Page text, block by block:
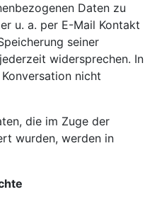
Daten zu
u. a. per E-Mail Kontakt
seiner
widersprechen. In
nicht
die im Zuge der
wurden, werden in